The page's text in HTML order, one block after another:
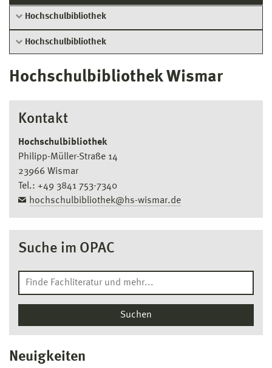
Hochschulbibliothek
Hochschulbibliothek
Hochschulbibliothek Wismar
Kontakt
Hochschulbibliothek
Philipp-Müller-Straße 14
23966 Wismar
Tel.: +49 3841 753-7340
hochschulbibliothek@hs-wismar.de
Suche im OPAC
Neuigkeiten